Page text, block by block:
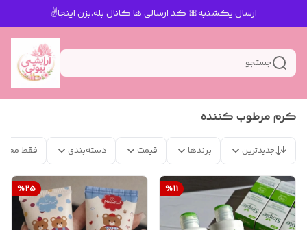
ارسال یکشنبه🎀 کد ارسالی ها کانال بله.بزن اینجا✌️
جستجو
کرم مرطوب کننده
جدیدترین برندها قیمت دسته‌بندی فقط
%11
%25